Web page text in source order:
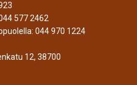
577 2462
044 970 1224
12, 38700